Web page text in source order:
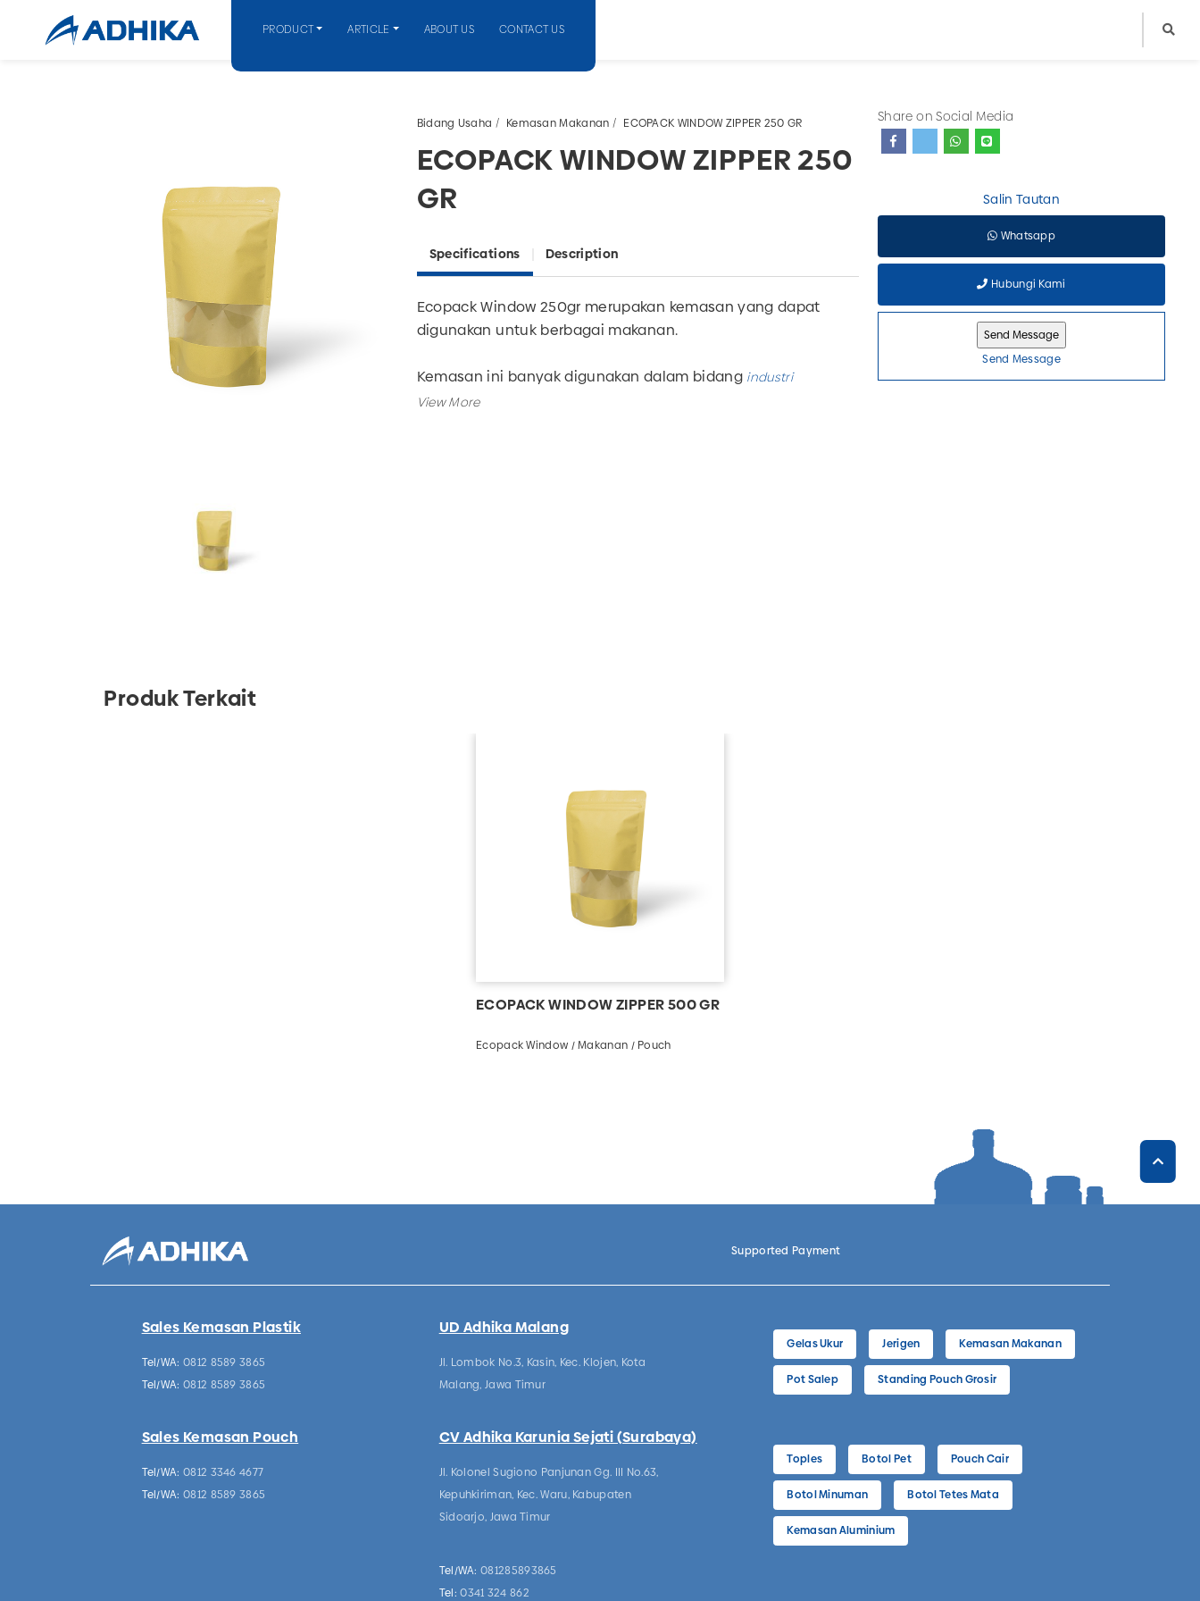
PRODUCT ARTICLE ABOUT US CONTACT US
Bidang Usaha Kemasan Makanan ECOPACK WINDOW ZIPPER 250 GR
ECOPACK WINDOW ZIPPER 250
GR
Specifications Description
Ecopack Window 250gr merupakan kemasan yang dapat
digunakan untuk berbagai makanan.
Kemasan ini banyak digunakan dalam bidang industri
makanan.
Share on Social Media
Salin Tautan
Whatsapp
Hubungi Kami
Send Message
Produk Terkait
ECOPACK WINDOW ZIPPER 500 GR
Ecopack Window / Makanan / Pouch
Supported Payment
Sales Kemasan Plastik
Tel/WA: 0812 8589 3865
Tel/WA: 0812 8589 3865
Sales Kemasan Pouch
Tel/WA: 0812 3346 4677
Tel/WA: 0812 8589 3865
UD Adhika Malang
Jl. Lombok No.3, Kasin, Kec. Klojen, Kota
Malang, Jawa Timur
CV Adhika Karunia Sejati (Surabaya)
Jl. Kolonel Sugiono Panjunan Gg. III No.63,
Kepuhkiriman, Kec. Waru, Kabupaten
Sidoarjo, Jawa Timur
Tel/WA: 081285893865
Tel: 0341 324 862
Gelas Ukur Jerigen Kemasan Makanan
Pot Salep Standing Pouch Grosir
Toples Botol Pet Pouch Cair
Botol Minuman Botol Tetes Mata
Kemasan Aluminium